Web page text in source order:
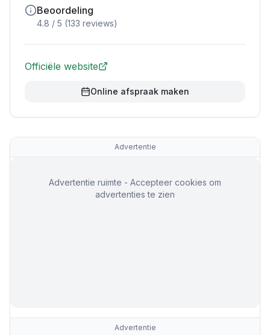
Beoordeling
4.8 / 5 (133 reviews)
Officiële website
Online afspraak maken
Advertentie
Advertentie ruimte - Accepteer cookies om
advertenties te zien
Advertentie